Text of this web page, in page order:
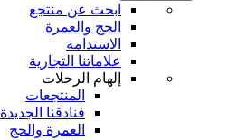
ابحث عن منتجع
الحج والعمرة
الاستدامة
علاماتنا التجارية
إلهام الرحلات
المنتجعات
فنادقنا الجديدة
العمرة والحج